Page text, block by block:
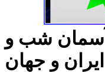
شب و
و جهان